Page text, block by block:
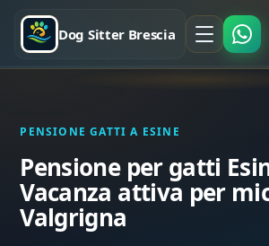
Dog Sitter Brescia
PENSIONE GATTI A ESINE
Pensione per gatti
Vacanza attiva per
Valgrigna